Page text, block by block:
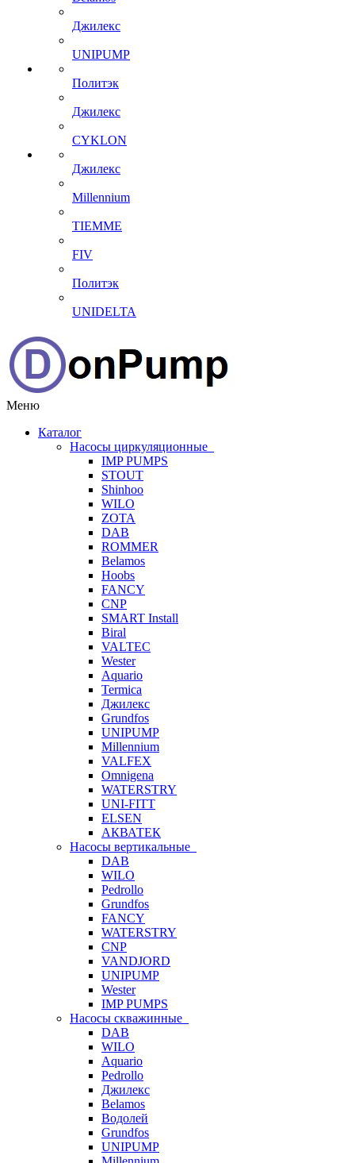
Джилекс
UNIPUMP
Политэк
Джилекс
CYKLON
Джилекс
Millennium
TIEMME
FIV
Политэк
UNIDELTA
Меню
Каталог
Насосы циркуляционные
IMP PUMPS
STOUT
Shinhoo
WILO
ZOTA
DAB
ROMMER
Belamos
Hoobs
FANCY
CNP
SMART Install
Biral
VALTEC
Wester
Aquario
Termica
Джилекс
Grundfos
UNIPUMP
Millennium
VALFEX
Omnigena
WATERSTRY
UNI-FITT
ELSEN
АКВАТЕК
Насосы вертикальные
DAB
WILO
Pedrollo
Grundfos
FANCY
WATERSTRY
CNP
VANDJORD
UNIPUMP
Wester
IMP PUMPS
Насосы скважинные
DAB
WILO
Aquario
Pedrollo
Джилекс
Belamos
Водолей
Grundfos
UNIPUMP